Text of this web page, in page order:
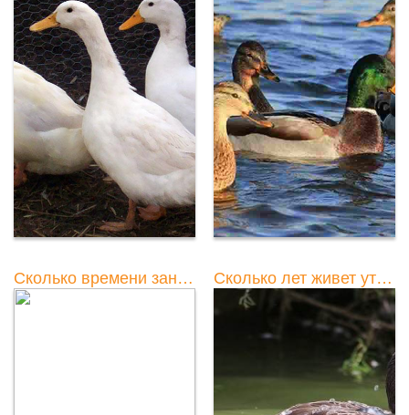
Сколько времени занимает выращивание уток до убоя Сколько лет живет утка кряква